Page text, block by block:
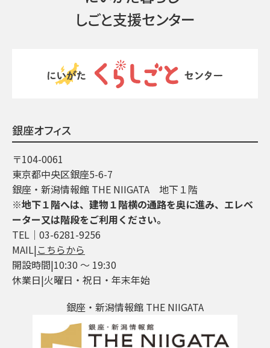
しごと支援センター
銀座オフィス
〒104-0061
東京都中央区銀座5-6-7
銀座・新潟情報館 THE NIIGATA 地下１階
※地下１階へは、建物１階横の通路を奥に進み、エレベ
ーター又は階段をご利用ください。
TEL│03-6281-9256
MAIL|こちらから
開設時間|10:30 ～ 19:30
休業日|火曜日・祝日・年末年始
銀座・新潟情報館 THE NIIGATA